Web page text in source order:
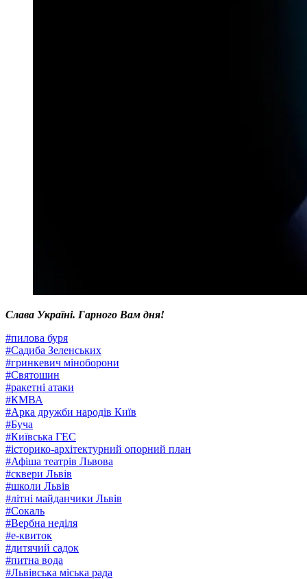
Слава Україні. Гарного Вам дня!
#пилова буря
#Садиба Зеленських
#гринкевич міноборони
#Святошин
#ракетні атаки
#КМВА
#Арка дружби народів Київ
#Буча
#Київська ГЕС
#історико-архітектурний опорний план
#Афіша театрів Львова
#сквери Львів
#школи Львів
#літні майданчики Львів
#Сокаль
#Вербна неділя
#е-квиток
#дитячий садок
#питна вода
#Львівська міська рада